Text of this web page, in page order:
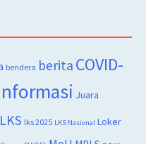
bendera berita COVID-
Juara
LKS lks 2025 LKS Nasional Loker